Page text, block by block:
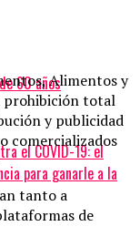
60 años
el COVID-19: el
para ganarle a la
Alimentos y
prohibición total
y publicidad
comercializados
tanto a
de